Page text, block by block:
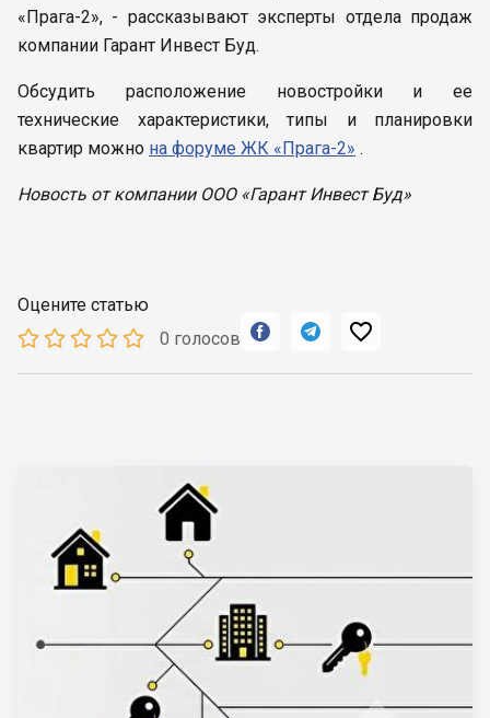
«Прага-2», - рассказывают эксперты отдела продаж
компании Гарант Инвест Буд.
Обсудить расположение новостройки и ее
технические характеристики, типы и планировки
квартир можно на форуме ЖК «Прага-2» .
Новость от компании ООО «Гарант Инвест Буд»
Оцените статью
0 голосов
  